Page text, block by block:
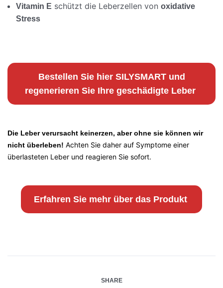
Vitamin E schützt die Leberzellen von oxidative
Stress
Bestellen Sie hier SILYSMART und
regenerieren Sie Ihre geschädigte Leber
Die Leber verursacht keinerzen, aber ohne sie können wir
nicht überleben! Achten Sie daher auf Symptome einer
überlasteten Leber und reagieren Sie sofort.
Erfahren Sie mehr über das Produkt
SHARE